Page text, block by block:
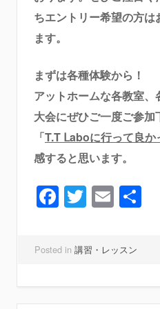
ちエントリー希望の方は
ます。
まずは各種体験から！
アットホームな各教室、
大会にぜひご一度ご参加
「T.T Ⅼaboに行って良
感すると思います。
Facebook
Twitter
Email
Posted in 講習・レッスン